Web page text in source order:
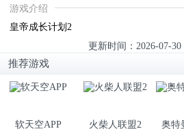
游戏介绍
皇帝成长计划2
更新时间：2026-07-30
推荐游戏
软天空APP 火柴人联盟2 奥特